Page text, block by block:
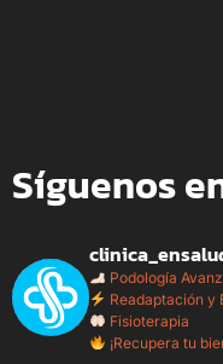
Síguenos
Podología
Readaptación y
Fisioterapia
¡Recupera tu